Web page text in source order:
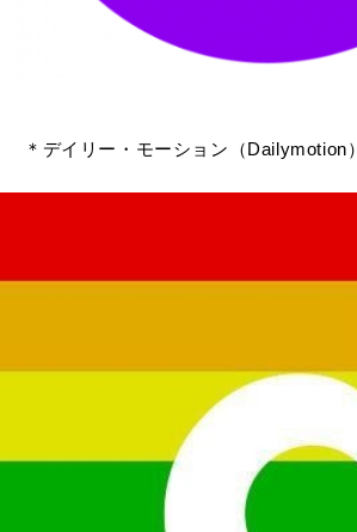
＊デイリー・モーション（Dailymotion）